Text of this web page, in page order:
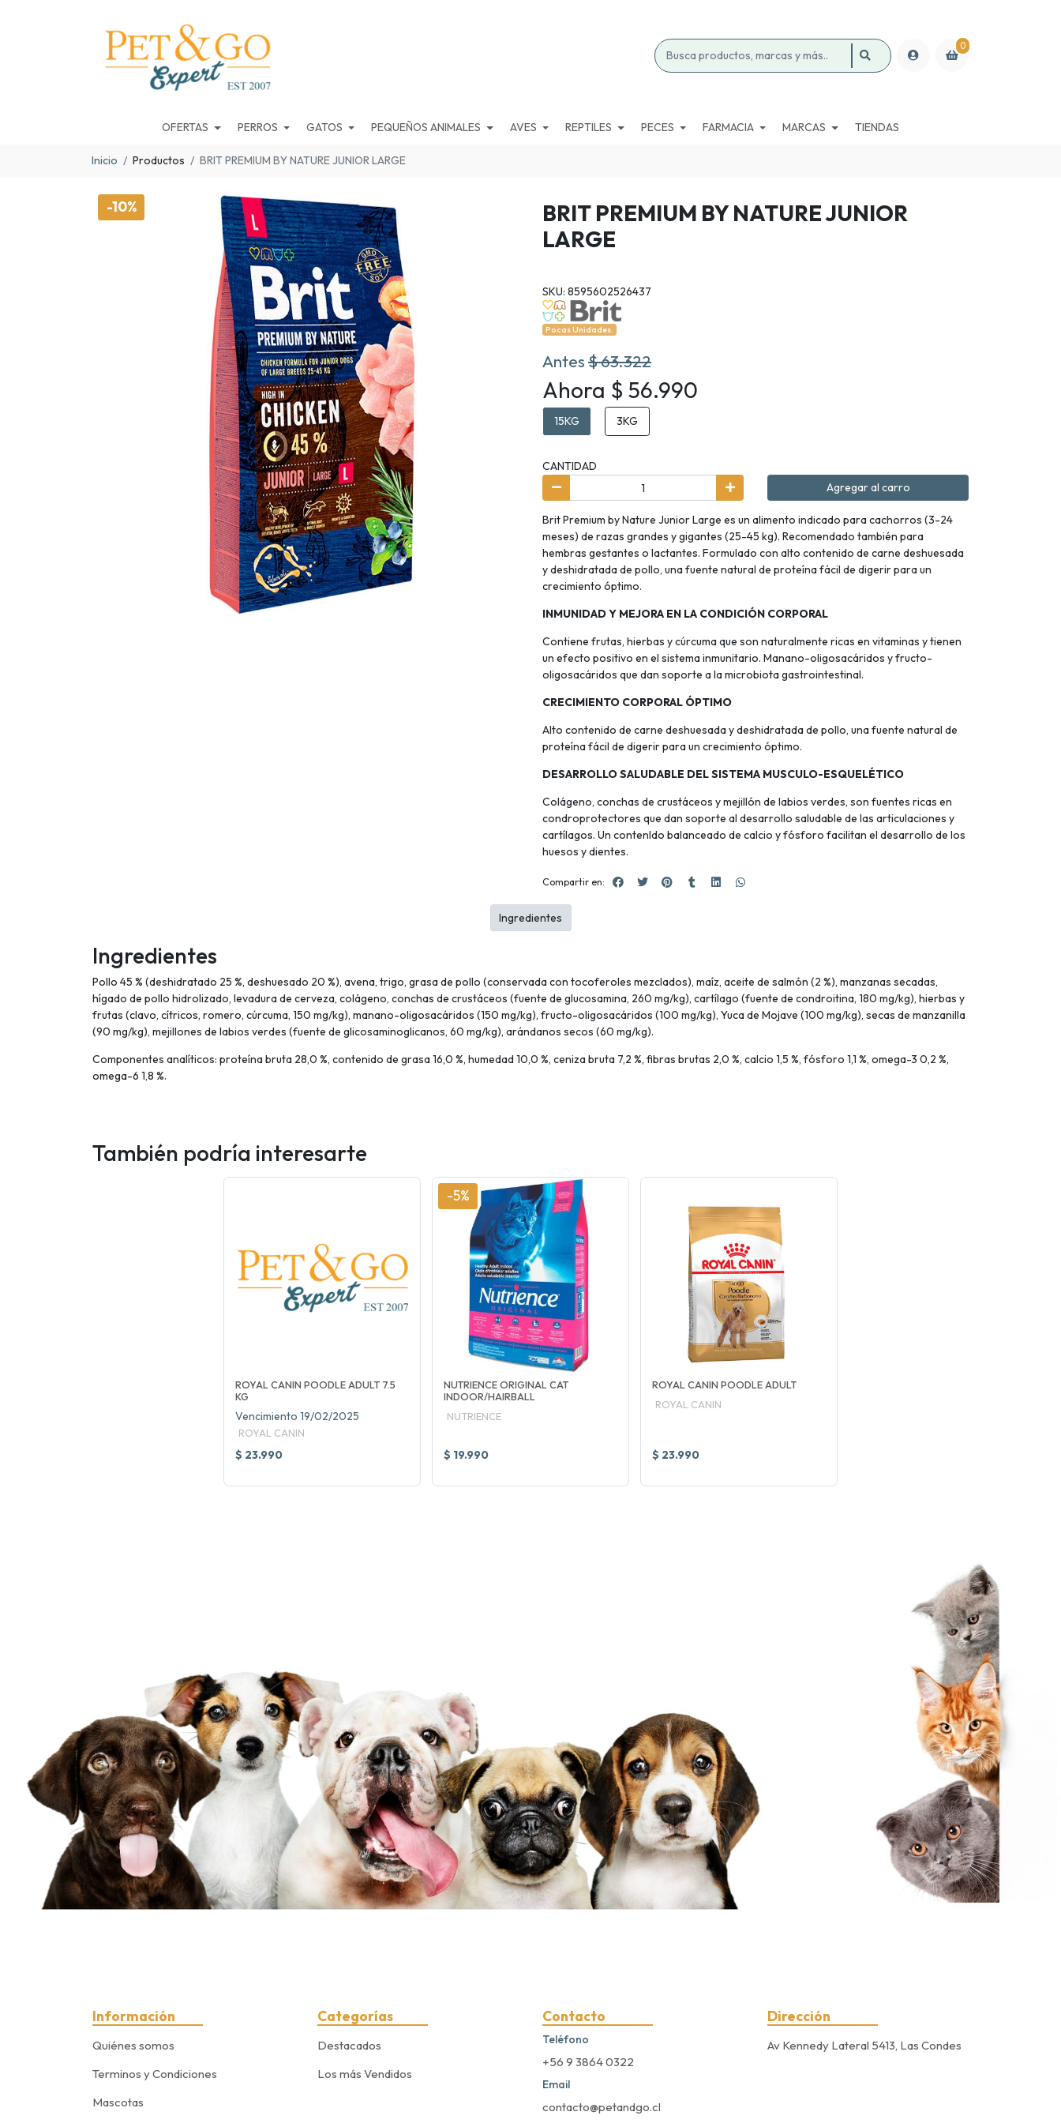
0
OFERTAS PERROS GATOS PEQUEÑOS ANIMALES AVES REPTILES PECES FARMACIA MARCAS TIENDAS
Inicio Productos BRIT PREMIUM BY NATURE JUNIOR LARGE
-10%
BRIT PREMIUM BY NATURE JUNIOR
LARGE
SKU: 8595602526437
Pocas Unidades.
Antes$ 63.322
Ahora $ 56.990
15KG 3KG
CANTIDAD
Agregar al carro
Brit Premium by Nature Junior Large es un alimento indicado para cachorros (3-24
meses) de razas grandes y gigantes (25-45 kg). Recomendado también para
hembras gestantes o lactantes. Formulado con alto contenido de carne deshuesada
y deshidratada de pollo, una fuente natural de proteína fácil de digerir para un
crecimiento óptimo.
INMUNIDAD Y MEJORA EN LA CONDICIÓN CORPORAL
Contiene frutas, hierbas y cúrcuma que son naturalmente ricas en vitaminas y tienen
un efecto positivo en el sistema inmunitario. Manano-oligosacáridos y fructo-
oligosacáridos que dan soporte a la microbiota gastrointestinal.
CRECIMIENTO CORPORAL ÓPTIMO
Alto contenido de carne deshuesada y deshidratada de pollo, una fuente natural de
proteína fácil de digerir para un crecimiento óptimo.
DESARROLLO SALUDABLE DEL SISTEMA MUSCULO-ESQUELÉTICO
Colágeno, conchas de crustáceos y mejillón de labios verdes, son fuentes ricas en
condroprotectores que dan soporte al desarrollo saludable de las articulaciones y
cartílagos. Un contenldo balanceado de calcio y fósforo facilitan el desarrollo de los
huesos y dientes.
Compartir en:
Ingredientes
Pollo 45 % (deshidratado 25 %, deshuesado 20 %), avena, trigo, grasa de pollo (conservada con tocoferoles mezclados), maíz, aceite de salmón (2 %), manzanas secadas,
hígado de pollo hidrolizado, levadura de cerveza, colágeno, conchas de crustáceos (fuente de glucosamina, 260 mg/kg), cartílago (fuente de condroitina, 180 mg/kg), hierbas y
frutas (clavo, cítricos, romero, cúrcuma, 150 mg/kg), manano-oligosacáridos (150 mg/kg), fructo-oligosacáridos (100 mg/kg), Yuca de Mojave (100 mg/kg), secas de manzanilla
(90 mg/kg), mejillones de labios verdes (fuente de glicosaminoglicanos, 60 mg/kg), arándanos secos (60 mg/kg).
Componentes analíticos: proteína bruta 28,0 %, contenido de grasa 16,0 %, humedad 10,0 %, ceniza bruta 7,2 %, fibras brutas 2,0 %, calcio 1,5 %, fósforo 1,1 %, omega-3 0,2 %,
omega-6 1,8 %.
Ingredientes
También podría interesarte
ROYAL CANIN POODLE ADULT 7.5
KG
Vencimiento 19/02/2025
ROYAL CANIN
$ 23.990
-5%
NUTRIENCE ORIGINAL CAT
INDOOR/HAIRBALL
NUTRIENCE
$ 19.990
ROYAL CANIN POODLE ADULT
ROYAL CANIN
$ 23.990
Información
Quiénes somos
Terminos y Condiciones
Mascotas
Categorías
Destacados
Los más Vendidos
Contacto
Teléfono
+56 9 3864 0322
Email
contacto@petandgo.cl
Dirección
Av Kennedy Lateral 5413, Las Condes